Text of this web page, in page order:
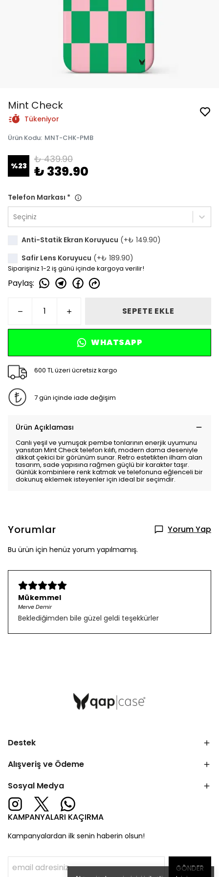
Mint Check
Tükeniyor
Ürün Kodu: MNT-CHK-PMB
%23
₺ 439.90
₺ 339.90
Telefon Markası *
Seçiniz
Anti-Statik Ekran Koruyucu (+₺ 149.90)
Safir Lens Koruyucu (+₺ 189.90)
Siparişiniz 1-2 iş günü içinde kargoya verilir!
Paylaş:
SEPETE EKLE
WHATSAPP
600 TL üzeri ücretsiz kargo
7 gün içinde iade değişim
Ürün Açıklaması
Canlı yeşil ve yumuşak pembe tonlarının enerjik uyumunu
yansıtan Mint Check telefon kılıfı, modern dama deseniyle
dikkat çekici bir görünüm sunar. Retro estetikten ilham alan
tasarım, sade yapısına rağmen güçlü bir karakter taşır.
Günlük kombinlere renk katmak ve telefonuna eğlenceli bir
dokunuş eklemek isteyenler için ideal bir seçimdir.
Yorumlar Yorum Yap
Bu ürün için henüz yorum yapılmamış.
Mükemmel
Merve Demir
Beklediğimden bile güzel geldi teşekkürler
Destek
Alışveriş ve Ödeme
Sosyal Medya
KAMPANYALARI KAÇIRMA
Kampanyalardan ilk senin haberin olsun!
GÖNDER